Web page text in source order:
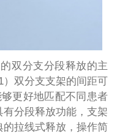
双分支分段释放的主
双分支支架的间距可
更好地匹配不同患者
分段释放功能，支架
拉线式释放，操作简